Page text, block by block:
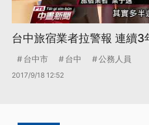
台中旅宿業者拉警報 連續3
台中市 台中 公務人員
2017/9/18 12:52